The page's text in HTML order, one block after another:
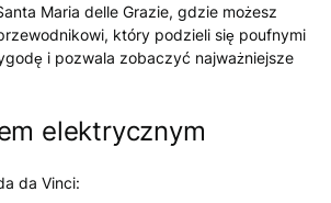
Maria delle Grazie, gdzie możesz
który podzieli się poufnymi
i pozwala zobaczyć najważniejsze
elektrycznym
da Vinci: